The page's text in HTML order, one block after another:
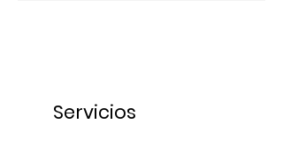
Servicios